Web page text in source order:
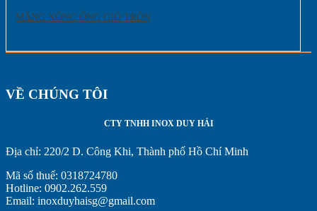
MĂNG XÔNG ỐNG GIÓ TRÒN
VỀ CHÚNG TÔI
CTY TNHH INOX DUY HẢI
Địa chỉ: 220/2 D. Công Khi, Thành phố Hồ Chí Minh
Mã số thuế: 0318724780
Hotline: 0902.262.559
Email: inoxduyhaisg@gmail.com